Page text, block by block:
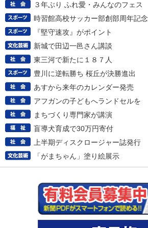
３年ぶり ふれ愛・みんなのフェス
時習館高校サッカー部創部周年記念
『堅守速攻』がポイント
新城で田辺一邑さん講談
東三河で新たに１８７人
豊川に逆転勝ち 桜丘が決勝進出
あすから来年のカレンダー発売
アフガンの子どもへランドセルを
まちづくり専門家が講演
盲導犬育成で30万円寄付
上半期ディスクロージャー誌発行
「がまちゃん」塗り絵展示